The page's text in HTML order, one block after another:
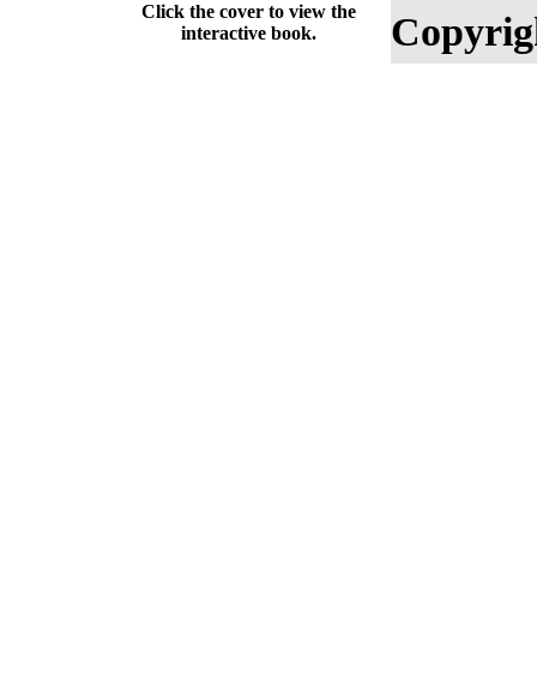
Click the cover to view the
interactive book.